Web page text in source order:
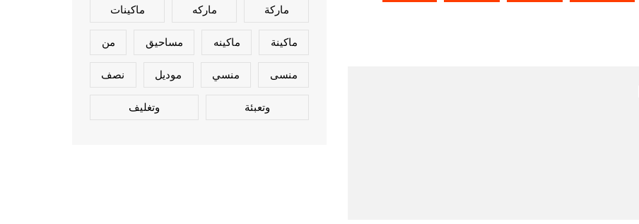
ماركة ماركه ماكينات
ماكينة ماكينه مساحيق من
منسى منسي موديل نصف
وتعبئة وتغليف